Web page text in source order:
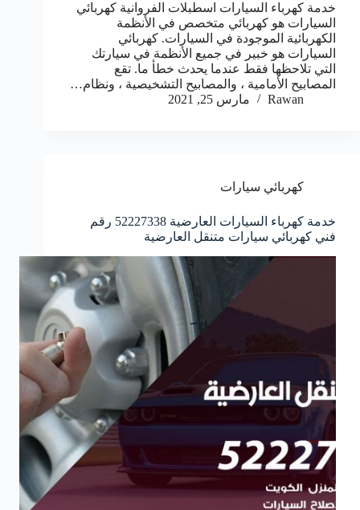
خدمة كهرباء السيارات اسطبلات الفروانية كهربائي
السيارات هو كهربائي متخصص في الأنظمة
الكهربائية الموجودة في السيارات. كهربائي
السيارات هو خبير في جميع الأنظمة في سيارتك
التي تلاحظها فقط عندما يحدث خطأ ما. تقع
المصابيح الأمامية ، والمصابيح التشخيصية ، ونظام…
Rawan
مارس 25, 2021
كهربائي سيارات
خدمة كهرباء السيارات العارضية 52227338 رقم
فني كهربائي سيارات متنقل العارضية